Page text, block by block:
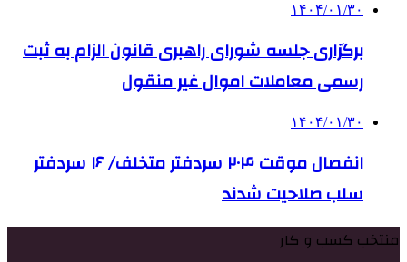
۱۴۰۴/۰۱/۳۰
برگزاری جلسه شورای راهبری قانون الزام به ثبت
رسمی معاملات اموال غیر منقول
۱۴۰۴/۰۱/۳۰
انفصال موقت ۲۰۴ سردفتر متخلف/ ۱۶ سردفتر
سلب صلاحیت شدند
منتخب کسب و کار